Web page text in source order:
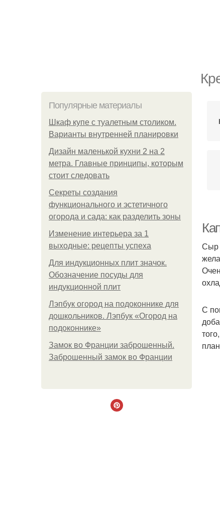
Популярные материалы
Шкаф купе с туалетным столиком.
Варианты внутренней планировки
Дизайн маленькой кухни 2 на 2
метра. Главные принципы, которым
стоит следовать
Секреты создания
функционального и эстетичного
огорода и сада: как разделить зоны
Изменение интерьера за 1
выходные: рецепты успеха
Для индукционных плит значок.
Обозначение посуды для
индукционной плит
Лэпбук огород на подоконнике для
дошкольников. Лэпбук «Огород на
подоконнике»
Замок во Франции заброшенный.
Заброшенный замок во Франции
Сыр
С